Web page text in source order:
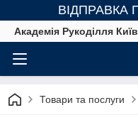
ВІДПРАВКА
Академія Рукоділля Київ
Товари та послуги